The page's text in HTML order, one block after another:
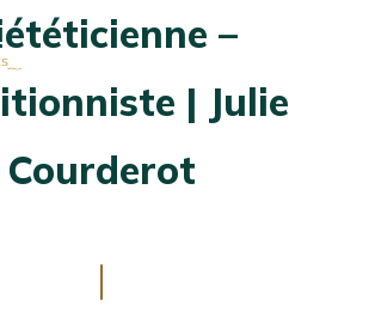
–
| Julie
Courderot